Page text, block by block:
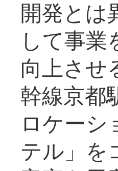
開発とは
して事
向上させ
幹線京都
ロケー
テル」を